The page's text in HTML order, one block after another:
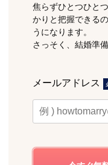
焦らずひとつひと
かりと把握できる
うになります。
さっそく、結婚準
メールアドレス